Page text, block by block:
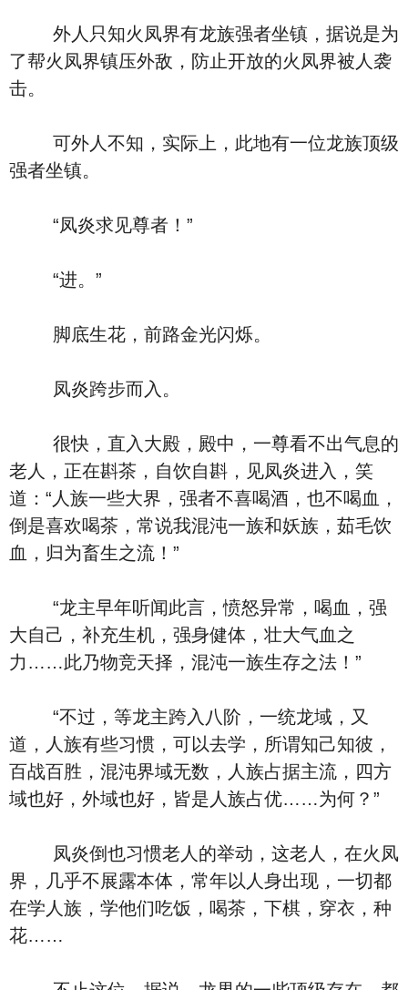
外人只知火凤界有龙族强者坐镇，据说是为
了帮火凤界镇压外敌，防止开放的火凤界被人袭
击。
可外人不知，实际上，此地有一位龙族顶级
强者坐镇。
“凤炎求见尊者！”
“进。”
脚底生花，前路金光闪烁。
凤炎跨步而入。
很快，直入大殿，殿中，一尊看不出气息的
老人，正在斟茶，自饮自斟，见凤炎进入，笑
道：“人族一些大界，强者不喜喝酒，也不喝血，
倒是喜欢喝茶，常说我混沌一族和妖族，茹毛饮
血，归为畜生之流！”
“龙主早年听闻此言，愤怒异常，喝血，强
大自己，补充生机，强身健体，壮大气血之
力……此乃物竞天择，混沌一族生存之法！”
“不过，等龙主跨入八阶，一统龙域，又
道，人族有些习惯，可以去学，所谓知己知彼，
百战百胜，混沌界域无数，人族占据主流，四方
域也好，外域也好，皆是人族占优……为何？”
凤炎倒也习惯老人的举动，这老人，在火凤
界，几乎不展露本体，常年以人身出现，一切都
在学人族，学他们吃饭，喝茶，下棋，穿衣，种
花……